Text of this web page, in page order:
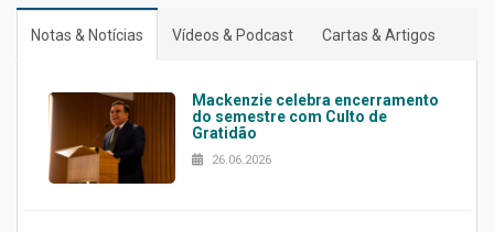
Notas & Notícias Vídeos & Podcast Cartas & Artigos
Mackenzie celebra encerramento
do semestre com Culto de
Gratidão
26.06.2026